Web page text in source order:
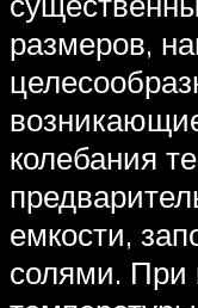
размеров,
колебания
емкости,
солями. При